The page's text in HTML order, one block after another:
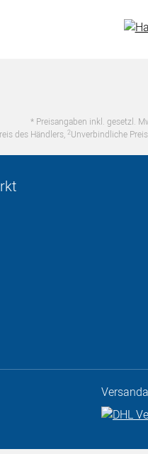
* Preisangaben inkl. gesetzl.
des Händlers, 2Unverbindliche